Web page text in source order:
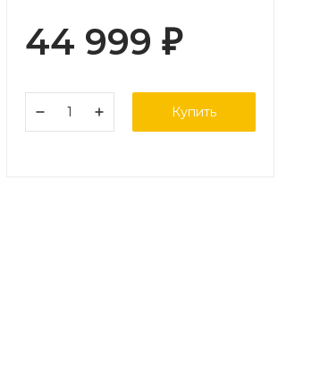
44 999 ₽
Купить